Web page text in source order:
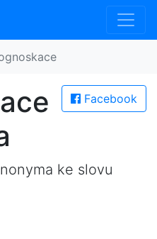
Facebook
ke slovu